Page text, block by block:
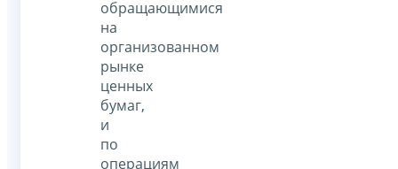
обращающимися
на
организованном
рынке
ценных
бумаг,
и
по
операциям